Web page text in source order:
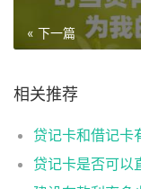
« 下一篇
相关推荐
贷记卡和借记卡
贷记卡是否可以